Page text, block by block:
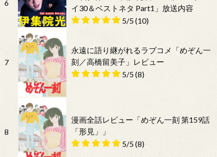
6
イ30＆ベストネタ Part1」放送内容
5/5(10)
7
永遠に語り継がれるラブコメ「めぞん一
刻／高橋留美子」レビュー
5/5(8)
8
漫画全話レビュー「めぞん一刻 第159話
「形見」」
5/5(8)